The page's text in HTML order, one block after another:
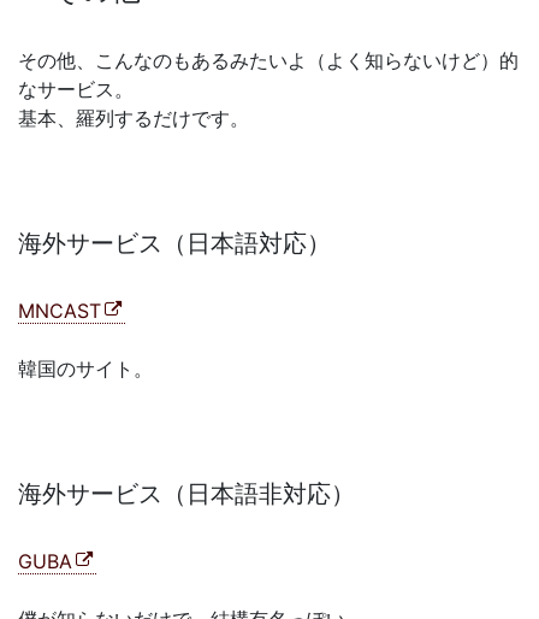
その他、こんなのもあるみたいよ（よく知らないけど）的
なサービス。
基本、羅列するだけです。
海外サービス（日本語対応）
MNCAST
韓国のサイト。
海外サービス（日本語非対応）
GUBA